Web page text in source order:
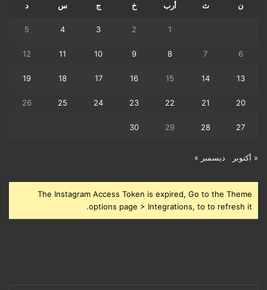
ن ث أرب خ ج س د
1
2
3
4
5
6
7
8
9
10
11
12
13
14
15
16
17
18
19
20
21
22
23
24
25
26
27
28
29
30
« أكتوبر ديسمبر »
The Instagram Access Token is expired, Go to the Theme
options page > Integrations, to to refresh it.